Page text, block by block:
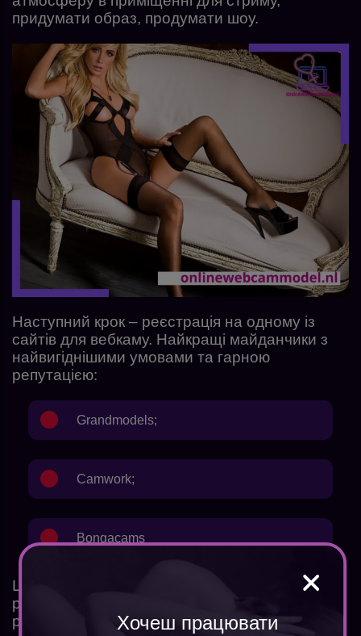
придумати образ, продумати шоу.
Наступний крок – реєстрація на одному із
сайтів для вебкаму. Найкращі майданчики з
найвигіднішими умовами та гарною
репутацією:
Grandmodels;
Camwork;
Bongacams
Це
. Досвідчені моделі
рекомендують створити профіль на всіх
ресурсах. Це дозволить залучити більше
Хочеш працювати